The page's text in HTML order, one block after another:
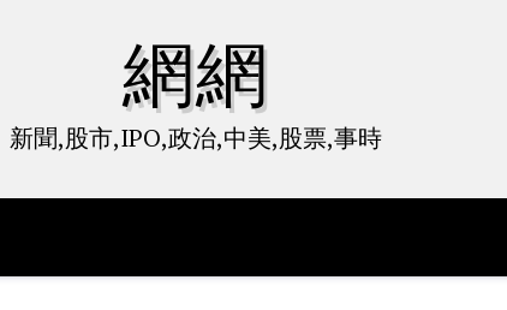
網網
新聞,股市,IPO,政治,中美,股票,事時